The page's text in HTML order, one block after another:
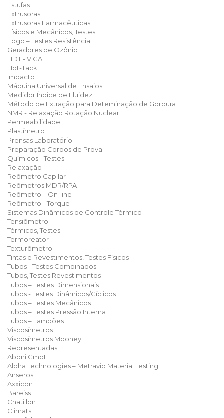
Estufas
Extrusoras
Extrusoras Farmacêuticas
Físicos e Mecânicos, Testes
Fogo – Testes Resistência
Geradores de Ozônio
HDT - VICAT
Hot-Tack
Impacto
Máquina Universal de Ensaios
Medidor Índice de Fluidez
Método de Extração para Deteminação de Gordura
NMR - Relaxação Rotação Nuclear
Permeabilidade
Plastímetro
Prensas Laboratório
Preparação Corpos de Prova
Químicos - Testes
Relaxação
Reômetro Capilar
Reômetros MDR/RPA
Reômetro – On-line
Reômetro - Torque
Sistemas Dinâmicos de Controle Térmico
Tensiômetro
Térmicos, Testes
Termoreator
Texturômetro
Tintas e Revestimentos, Testes Físicos
Tubos - Testes Combinados
Tubos, Testes Revestimentos
Tubos – Testes Dimensionais
Tubos - Testes Dinâmicos/Cíclicos
Tubos – Testes Mecânicos
Tubos – Testes Pressão Interna
Tubos – Tampões
Viscosímetros
Viscosímetros Mooney
Representadas
Aboni GmbH
Alpha Technologies – Metravib Material Testing
Anseros
Axxicon
Bareiss
Chatillon
Climats